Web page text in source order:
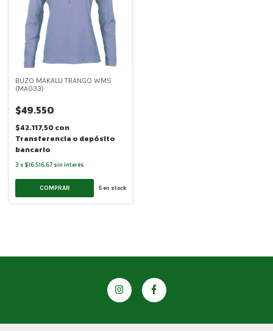
BUZO MAKALU TRANGO WMS
(MA033)
$49.550
$42.117,50con
Transferencia o depósito
bancario
3 x $16.516,67 sin interés
COMPRAR 5en stock